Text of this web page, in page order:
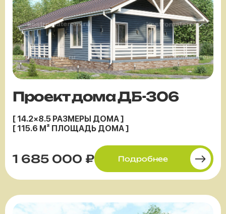
Проект дома ДБ-306
[ 14.2×8.5 РАЗМЕРЫ ДОМА ]
[ 115.6 М² ПЛОЩАДЬ ДОМА ]
1 685 000 ₽ Подробнее